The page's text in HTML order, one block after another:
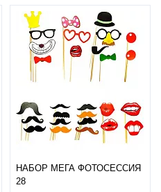
НАБОР МЕГА ФОТОСЕССИЯ
28